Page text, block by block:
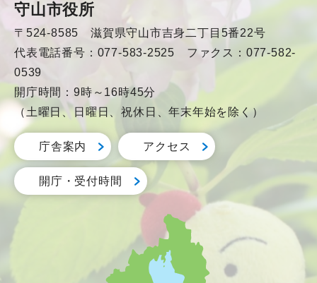
守山市役所
〒524-8585 滋賀県守山市吉身二丁目5番22号
代表電話番号：077-583-2525 ファクス：077-582-
0539
開庁時間：9時～16時45分
（土曜日、日曜日、祝休日、年末年始を除く）
庁舎案内 アクセス
開庁・受付時間